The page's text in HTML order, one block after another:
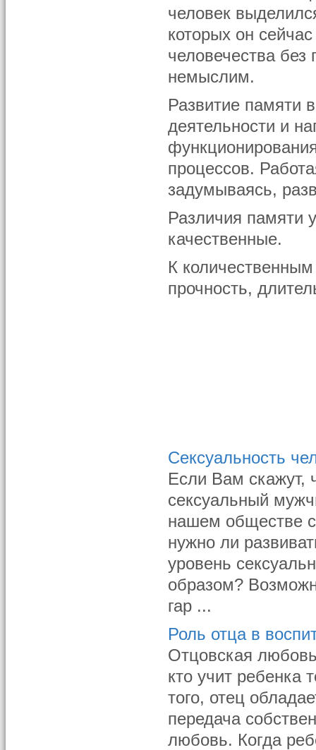
человек
которых он
человечества без
немыслим.
Развитие памяти
деятельности и
процессов.
задумываясь,
Различия памяти
качественные.
К количественным
прочность,
Сексуальность
Если Вам скажут,
сексуальный
нашем обществе
нужно ли
уровень
образом?
гар ...
Роль отца в
Отцовская
кто учит ребенка
того, отец
передача
любовь. Когда